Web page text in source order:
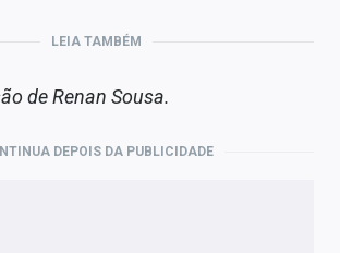
LEIA TAMBÉM
de Renan Sousa.
DEPOIS DA PUBLICIDADE